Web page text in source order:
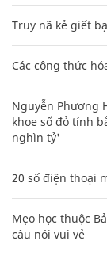
Truy nã kẻ giết
Các công thức
Nguyễn Phương
khoe sổ đỏ tính
nghìn tỷ'
20 số điện thoại
Mẹo học thuộc
câu nói vui vẻ